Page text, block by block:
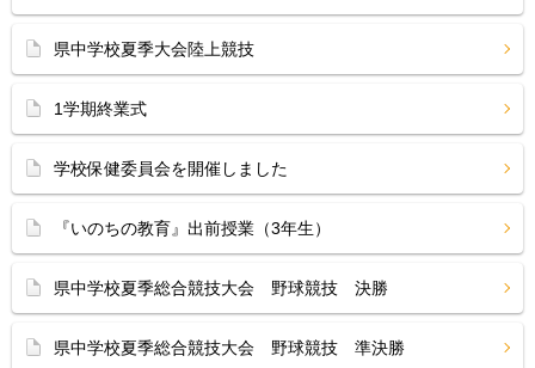
県中学校夏季大会陸上競技
1学期終業式
学校保健委員会を開催しました
『いのちの教育』出前授業（3年生）
県中学校夏季総合競技大会 野球競技 決勝
県中学校夏季総合競技大会 野球競技 準決勝